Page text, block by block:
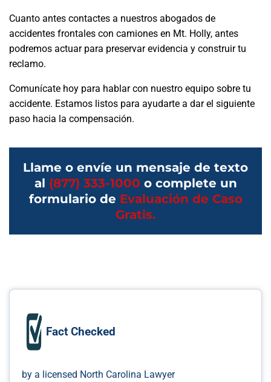
Cuanto antes contactes a nuestros abogados de
accidentes frontales con camiones en Mt. Holly, antes
podremos actuar para preservar evidencia y construir tu
reclamo.
Comunícate hoy para hablar con nuestro equipo sobre tu
accidente. Estamos listos para ayudarte a dar el siguiente
paso hacia la compensación.
Llame o envíe un mensaje de texto
al (877) 333-1000 o complete un
formulario de Evaluación de Caso
Gratis.
Fact Checked
by a licensed North Carolina Lawyer